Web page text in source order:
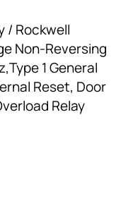
/ Rockwell
Non-Reversing
1 General
Reset, Door
Relay